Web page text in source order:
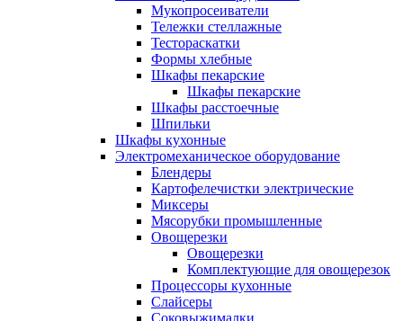
Мукопросеиватели
Тележки стеллажные
Тестораскатки
Формы хлебные
Шкафы пекарские
Шкафы пекарские
Шкафы расстоечные
Шпильки
Шкафы кухонные
Электромеханическое оборудование
Блендеры
Картофелечистки электрические
Миксеры
Мясорубки промышленные
Овощерезки
Овощерезки
Комплектующие для овощерезок
Процессоры кухонные
Слайсеры
Соковыжималки